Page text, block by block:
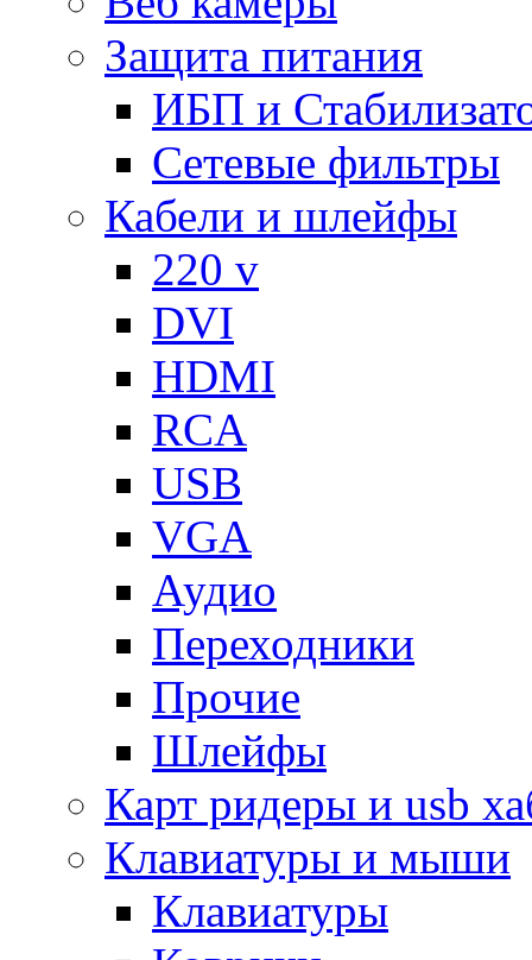
Защита питания
ИБП и
Сетевые фильтры
Кабели и шлейфы
220 v
DVI
HDMI
RCA
USB
VGA
Аудио
Переходники
Прочие
Шлейфы
Карт ридеры и usb
Клавиатуры и мыши
Клавиатуры